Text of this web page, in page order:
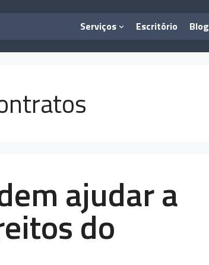
Serviços Escritório Blog
ajudar a
do